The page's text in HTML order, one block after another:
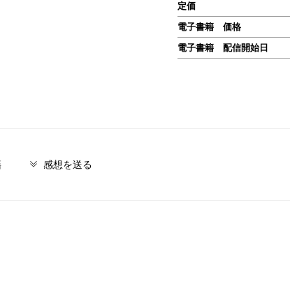
定価
電子書籍 価格
電子書籍 配信開始日
感想を送る